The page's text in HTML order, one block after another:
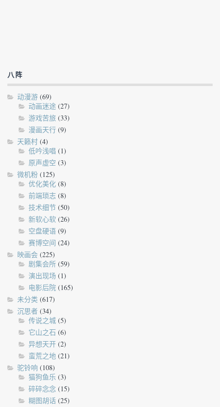
八阵
动漫游 (69)
动画迷途 (27)
游戏苦旅 (33)
漫画天行 (9)
天籁村 (4)
低吟浅唱 (1)
原声虚空 (3)
微机粉 (125)
优化美化 (8)
前端琐志 (8)
技术细节 (50)
新软心软 (26)
空盘硬语 (9)
赛博空间 (24)
映画会 (225)
剧集会所 (59)
演出现场 (1)
电影后院 (165)
未分类 (617)
沉思者 (34)
传说之城 (5)
它山之石 (6)
异想天开 (2)
蛮荒之地 (21)
驼铃响 (108)
猫狗鱼乐 (3)
碎碎念念 (15)
糊图胡话 (25)